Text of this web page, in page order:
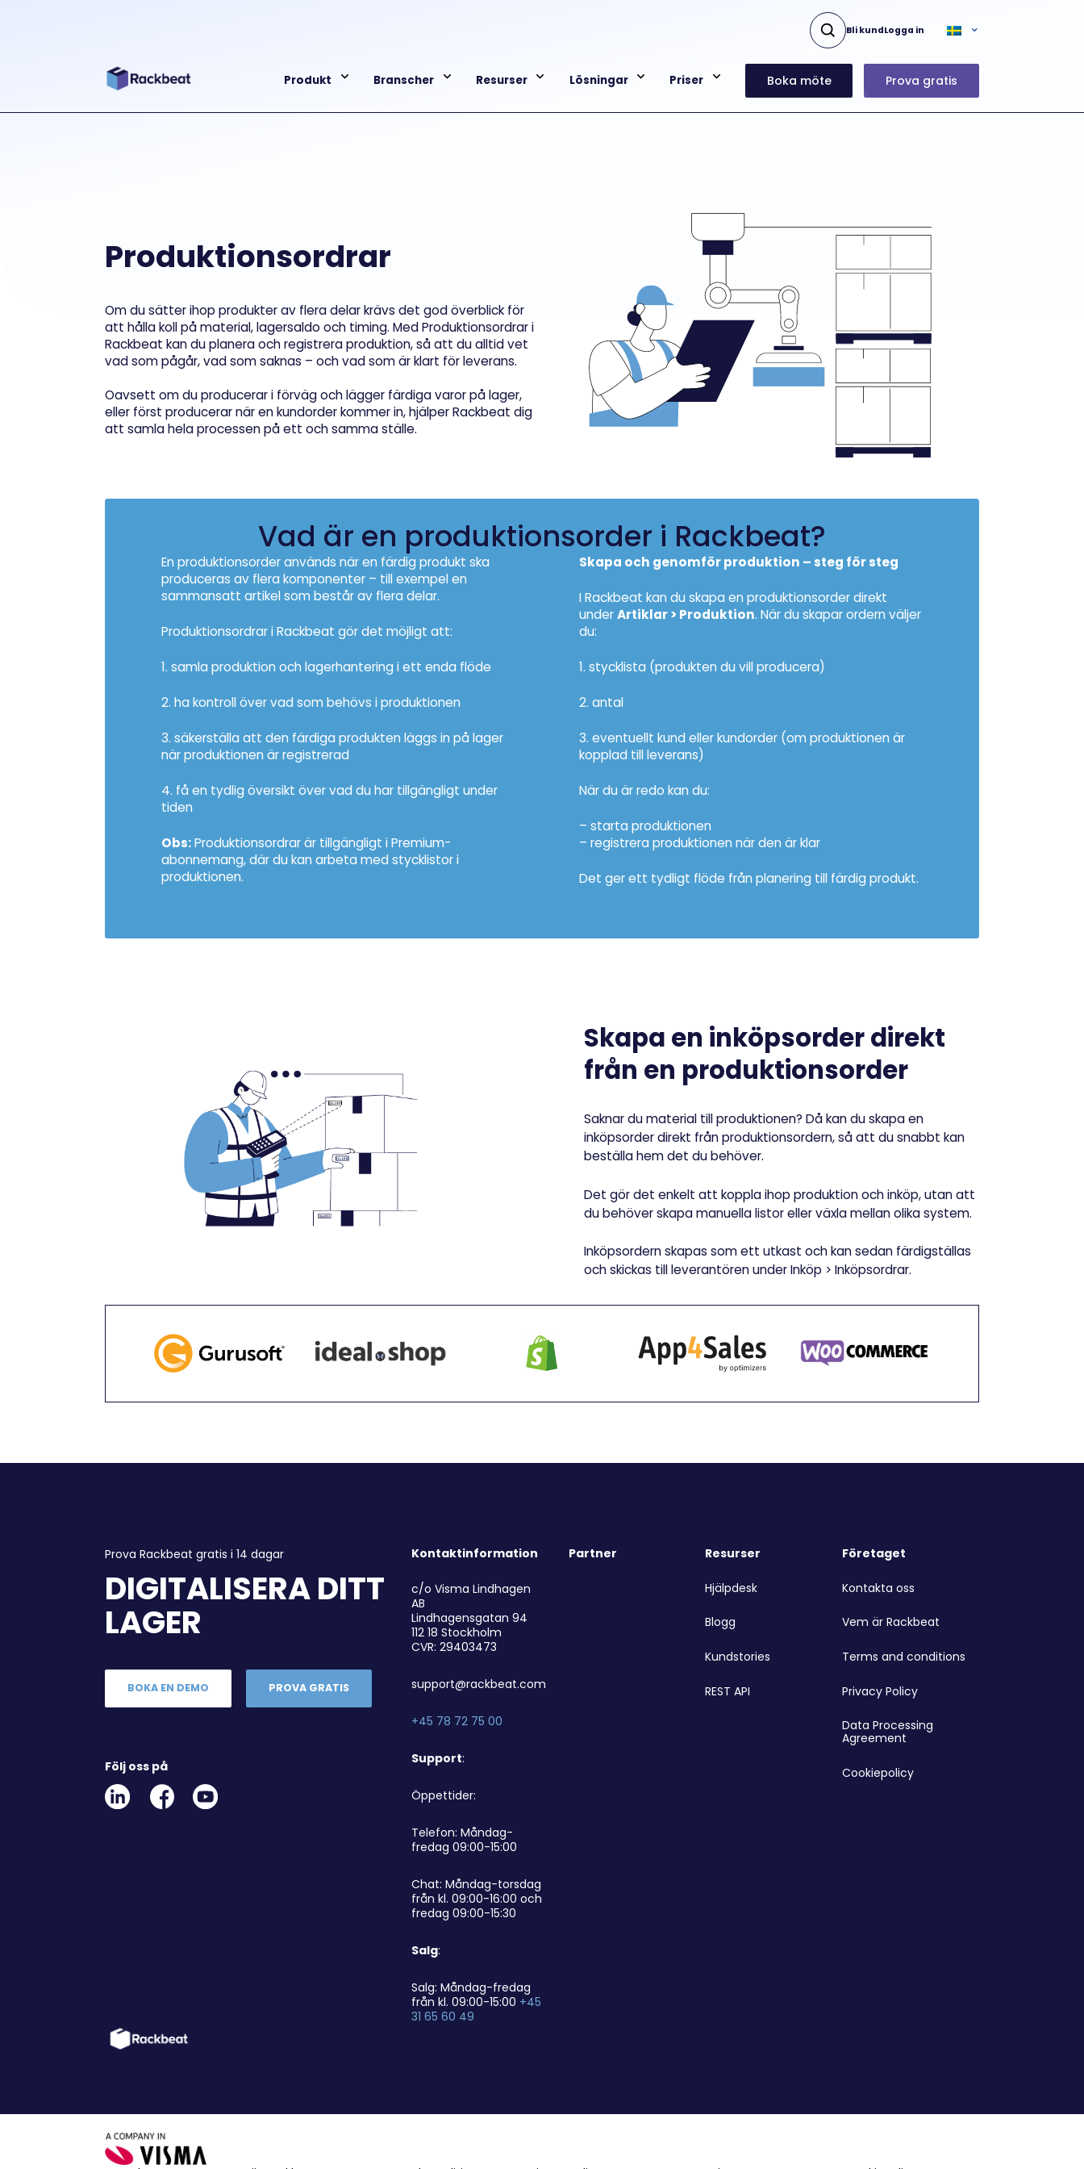
Produkt Branscher Resurser Lösningar Priser Boka möte Prova gratis
Bli kundLogga in
Produktionsordrar
Om du sätter ihop produkter av flera delar krävs det god överblick för
att hålla koll på material, lagersaldo och timing. Med Produktionsordrar i
Rackbeat kan du planera och registrera produktion, så att du alltid vet
vad som pågår, vad som saknas – och vad som är klart för leverans.
Oavsett om du producerar i förväg och lägger färdiga varor på lager,
eller först producerar när en kundorder kommer in, hjälper Rackbeat dig
att samla hela processen på ett och samma ställe.
Vad är en produktionsorder i Rackbeat?
En produktionsorder används när en färdig produkt ska
produceras av flera komponenter – till exempel en
sammansatt artikel som består av flera delar.
Produktionsordrar i Rackbeat gör det möjligt att:
1. samla produktion och lagerhantering i ett enda flöde
2. ha kontroll över vad som behövs i produktionen
3. säkerställa att den färdiga produkten läggs in på lager
när produktionen är registrerad
4. få en tydlig översikt över vad du har tillgängligt under
tiden
Obs:Produktionsordrar är tillgängligt i Premium-
abonnemang, där du kan arbeta med stycklistor i
produktionen.
Skapa och genomför produktion – steg för steg
I Rackbeat kan du skapa en produktionsorder direkt
underArtiklar > Produktion. När du skapar ordern väljer
du:
1. stycklista (produkten du vill producera)
2. antal
3. eventuellt kund eller kundorder (om produktionen är
kopplad till leverans)
När du är redo kan du:
– starta produktionen
– registrera produktionen när den är klar
Det ger ett tydligt flöde från planering till färdig produkt.
Skapa en inköpsorder direkt
från en produktionsorder
Saknar du material till produktionen? Då kan du skapa en
inköpsorder direkt från produktionsordern, så att du snabbt kan
beställa hem det du behöver.
Det gör det enkelt att koppla ihop produktion och inköp, utan att
du behöver skapa manuella listor eller växla mellan olika system.
Inköpsordern skapas som ett utkast och kan sedan färdigställas
och skickas till leverantören under Inköp > Inköpsordrar.
Prova Rackbeat gratis i 14 dagar
DIGITALISERA DITT
LAGER
BOKA EN DEMO PROVA GRATIS
Följ oss på
Linkedin
Social
Facebook
Social
Youtube
Link
Kontaktinformation
c/o Visma Lindhagen
AB
Lindhagensgatan 94
112 18 Stockholm
CVR: 29403473
support@rackbeat.com
+45 78 72 75 00
Support:
Öppettider:
Telefon: Måndag-
fredag 09:00-15:00
Chat: Måndag-torsdag
från kl. 09:00-16:00 och
fredag 09:00-15:30
Salg:
Salg: Måndag-fredag
från kl. 09:00-15:00 +45
31 65 60 49
Partner Resurser
Hjälpdesk
Blogg
Kundstories
REST API
Företaget
Kontakta oss
Vem är Rackbeat
Terms and conditions
Privacy Policy
Data Processing
Agreement
Cookiepolicy